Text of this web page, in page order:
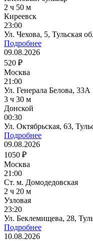
2 ч 50 м
Киреевск
23:00
Ул. Чехова, 5, Тульская
Подробнее
09.08.2026
520 ₽
Москва
21:00
Ул. Генерала Белова, 33А
3 ч 30 м
Донской
00:30
Ул. Октябрьская, 63,
Подробнее
09.08.2026
1050 ₽
Москва
21:00
Ст. м. Домодедовская
2 ч 20 м
Узловая
23:20
Ул. Беклемищева, 28,
Подробнее
10.08.2026